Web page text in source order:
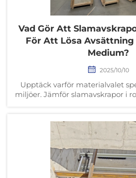
Vad Gör Att
För Att Lösa Avsättning
Medium?
2025/10/10
Upptäck varför materialvalet
miljöer. Jämför slamavskrapor i